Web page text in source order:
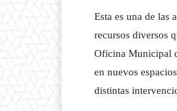
Esta es una de las
recursos diversos
Oficina Municipal
en nuevos
distintas